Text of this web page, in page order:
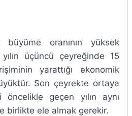
oranının yüksek
üçüncü çeyreğinde 15
yarattığı ekonomik
Son çeyrekte ortaya
geçen yılın aynı
birlikte ele almak gerekir.